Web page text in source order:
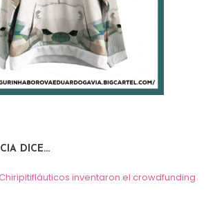
DICE…
inventaron el crowdfunding